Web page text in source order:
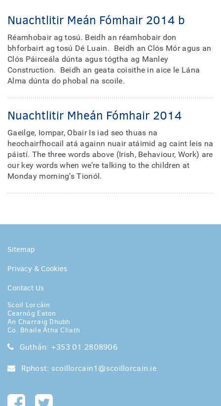
Nuachtlitir Meán Fómhair 2014 b
Réamhobair ag tosú. Beidh an réamhobair don
bhforbairt ag tosú Dé Luain. Beidh an Clós Mór agus an
Clós Páirceála dúnta agus tógtha ag Manley
Construction. Beidh an geata coisithe in aice le Lána
Alma dúnta do phobal na scoile.
Nuachtlitir Mheán Fómhair 2014
Gaeilge, Iompar, Obair Is iad seo thuas na
heochairfhocail atá againn nuair atáimid ag caint leis na
páistí. The three words above (Irish, Behaviour, Work) are
our key words when we’re talking to the children at
Monday morning’s Tionól.
Sitemap
Privacy & Cookies
Contact Us
Scoil Lorcáin
Cearnóg Eaton
An Charraig Dhubh
Co. Bhaile Átha Cliath
Guthán: +353 01 2808906
Rphost: scoillorcain1@scoillorcain.ie